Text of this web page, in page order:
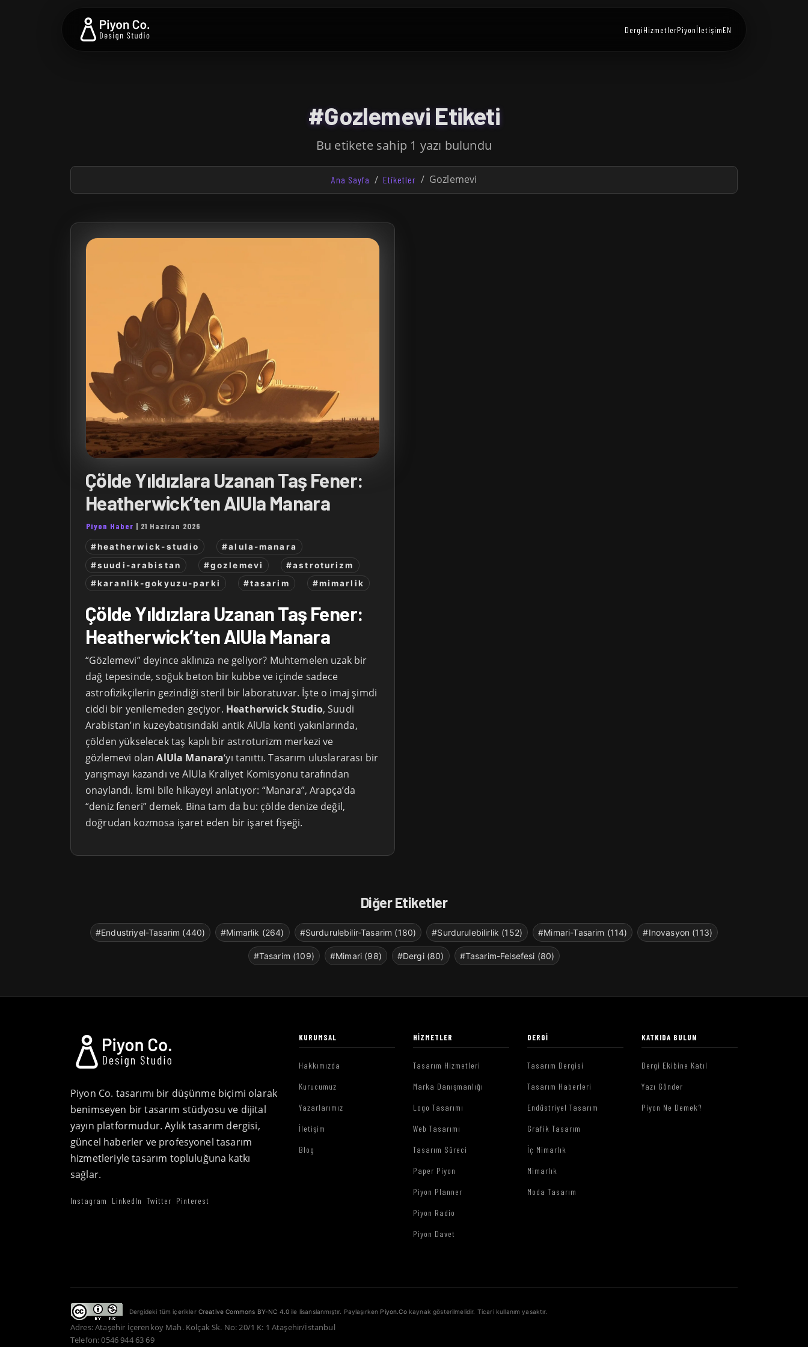
DergiHizmetlerPiyonİletişimEN
#Gozlemevi Etiketi
Bu etikete sahip 1 yazı bulundu
Ana Sayfa Etiketler Gozlemevi
Çölde Yıldızlara Uzanan Taş Fener:
Heatherwick’ten AlUla Manara
Piyon Haber | 21 Haziran 2026
#heatherwick-studio
#alula-manara
#suudi-arabistan
#gozlemevi
#astroturizm
#karanlik-gokyuzu-parki
#tasarim #mimarlik
Çölde Yıldızlara Uzanan Taş Fener:
Heatherwick’ten AlUla Manara
“Gözlemevi” deyince aklınıza ne geliyor? Muhtemelen uzak bir
dağ tepesinde, soğuk beton bir kubbe ve içinde sadece
astrofizikçilerin gezindiği steril bir laboratuvar. İşte o imaj şimdi
ciddi bir yenilemeden geçiyor. Heatherwick Studio, Suudi
Arabistan’ın kuzeybatısındaki antik AlUla kenti yakınlarında,
çölden yükselecek taş kaplı bir astroturizm merkezi ve
gözlemevi olanAlUla Manara‘yı tanıttı. Tasarım uluslararası bir
yarışmayı kazandı ve AlUla Kraliyet Komisyonu tarafından
onaylandı. İsmi bile hikayeyi anlatıyor: “Manara”, Arapça’da
“deniz feneri” demek. Bina tam da bu: çölde denize değil,
doğrudan kozmosa işaret eden bir işaret fişeği.
Diğer Etiketler
#Endustriyel-Tasarim (440) #Mimarlik (264) #Surdurulebilir-Tasarim (180) #Surdurulebilirlik (152) #Mimari-Tasarim (114) #Inovasyon (113)
#Tasarim (109) #Mimari (98) #Dergi (80) #Tasarim-Felsefesi (80)
Piyon Co. tasarımı bir düşünme biçimi olarak
benimseyen bir tasarım stüdyosu ve dijital
yayın platformudur. Aylık tasarım dergisi,
güncel haberler ve profesyonel tasarım
hizmetleriyle tasarım topluluğuna katkı
sağlar.
Instagram LinkedIn Twitter Pinterest
KURUMSAL
Hakkımızda
Kurucumuz
Yazarlarımız
İletişim
Blog
HIZMETLER
Tasarım Hizmetleri
Marka Danışmanlığı
Logo Tasarımı
Web Tasarımı
Tasarım Süreci
Paper Piyon
Piyon Planner
Piyon Radio
Piyon Davet
DERGI
Tasarım Dergisi
Tasarım Haberleri
Endüstriyel Tasarım
Grafik Tasarım
İç Mimarlık
Mimarlık
Moda Tasarım
KATKIDA BULUN
Dergi Ekibine Katıl
Yazı Gönder
Piyon Ne Demek?
Dergideki tüm içerikler Creative Commons BY-NC 4.0 ile lisanslanmıştır. Paylaşırken Piyon.Cokaynak gösterilmelidir. Ticari kullanım yasaktır.
Adres: Ataşehir İçerenköy Mah. Kolçak Sk. No: 20/1 K: 1 Ataşehir/İstanbul
Telefon: 0546 944 63 69